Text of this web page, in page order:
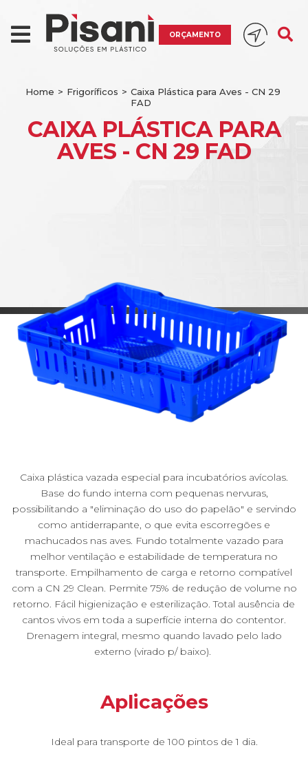
ORÇAMENTO
Home > Frigoríficos > Caixa Plástica para Aves - CN 29
FAD
CAIXA PLÁSTICA PARA
AVES - CN 29 FAD
Caixa plástica vazada especial para incubatórios avícolas.
Base do fundo interna com pequenas nervuras,
possibilitando a "eliminação do uso do papelão" e servindo
como antiderrapante, o que evita escorregões e
machucados nas aves. Fundo totalmente vazado para
melhor ventilação e estabilidade de temperatura no
transporte. Empilhamento de carga e retorno compatível
com a CN 29 Clean. Permite 75% de redução de volume no
retorno. Fácil higienização e esterilização. Total ausência de
cantos vivos em toda a superfície interna do contentor.
Drenagem integral, mesmo quando lavado pelo lado
externo (virado p/ baixo).
Aplicações
Ideal para transporte de 100 pintos de 1 dia.